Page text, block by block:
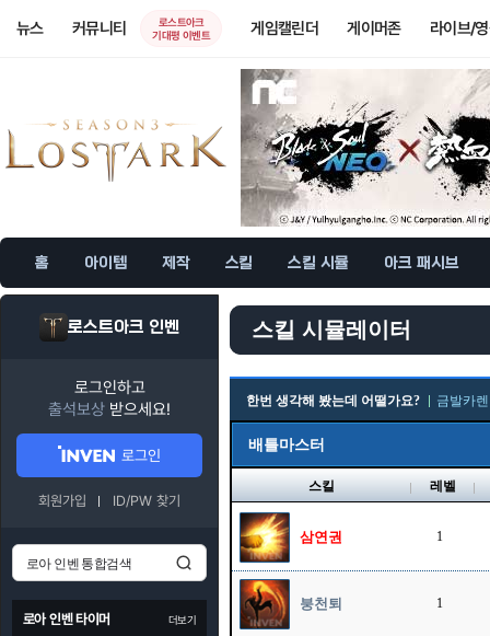
뉴스 커뮤니티
로스트아크
기대평 이벤트
게임캘린더 게이머존 라이브/
홈 아이템 제작 스킬 스킬 시뮬 아크 패시브
로스트아크 인벤
로그인하고
출석보상 받으세요!
로그인
회원가입 ID/PW 찾기
로아 인벤 타이머 더보기
스킬 시뮬레이터
한번 생각해 봤는데 어떨가요? 금발카렌
배틀마스터
스킬 레벨
삼연권 1
붕천퇴 1